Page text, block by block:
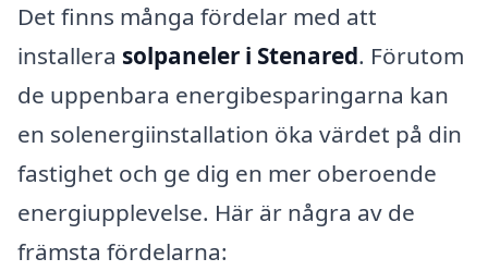
Det finns många fördelar med att
installera solpaneler i Stenared. Förutom
de uppenbara energibesparingarna kan
en solenergiinstallation öka värdet på din
fastighet och ge dig en mer oberoende
energiupplevelse. Här är några av de
främsta fördelarna: